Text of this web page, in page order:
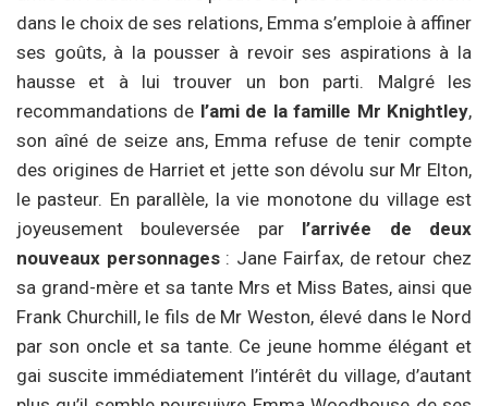
dans le choix de ses relations, Emma s’emploie à affiner
ses goûts, à la pousser à revoir ses aspirations à la
hausse et à lui trouver un bon parti. Malgré les
recommandations de l’ami de la famille Mr Knightley,
son aîné de seize ans, Emma refuse de tenir compte
des origines de Harriet et jette son dévolu sur Mr Elton,
le pasteur. En parallèle, la vie monotone du village est
joyeusement bouleversée par l’arrivée de deux
nouveaux personnages: Jane Fairfax, de retour chez
sa grand-mère et sa tante Mrs et Miss Bates, ainsi que
Frank Churchill, le fils de Mr Weston, élevé dans le Nord
par son oncle et sa tante. Ce jeune homme élégant et
gai suscite immédiatement l’intérêt du village, d’autant